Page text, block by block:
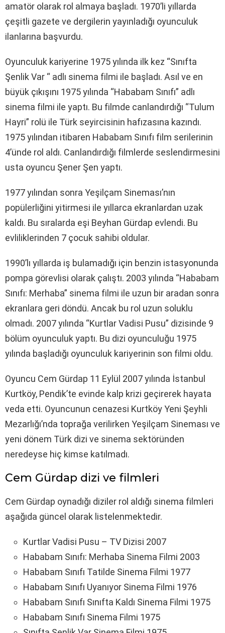
amatör olarak rol almaya başladı. 1970’li yıllarda
çeşitli gazete ve dergilerin yayınladığı oyunculuk
ilanlarına başvurdu.
Oyunculuk kariyerine 1975 yılında ilk kez “Sınıfta
Şenlik Var “ adlı sinema filmi ile başladı. Asıl ve en
büyük çıkışını 1975 yılında “Hababam Sınıfı” adlı
sinema filmi ile yaptı. Bu filmde canlandırdığı “Tulum
Hayri” rolü ile Türk seyircisinin hafızasına kazındı.
1975 yılından itibaren Hababam Sınıfı film serilerinin
4’ünde rol aldı. Canlandırdığı filmlerde seslendirmesini
usta oyuncu Şener Şen yaptı.
1977 yılından sonra Yeşilçam Sineması’nın
popülerliğini yitirmesi ile yıllarca ekranlardan uzak
kaldı. Bu sıralarda eşi Beyhan Gürdap evlendi. Bu
evliliklerinden 7 çocuk sahibi oldular.
1990’lı yıllarda iş bulamadığı için benzin istasyonunda
pompa görevlisi olarak çalıştı. 2003 yılında “Hababam
Sınıfı: Merhaba” sinema filmi ile uzun bir aradan sonra
ekranlara geri döndü. Ancak bu rol uzun soluklu
olmadı. 2007 yılında “Kurtlar Vadisi Pusu” dizisinde 9
bölüm oyunculuk yaptı. Bu dizi oyunculuğu 1975
yılında başladığı oyunculuk kariyerinin son filmi oldu.
Oyuncu Cem Gürdap 11 Eylül 2007 yılında İstanbul
Kurtköy, Pendik’te evinde kalp krizi geçirerek hayata
veda etti. Oyuncunun cenazesi Kurtköy Yeni Şeyhli
Mezarlığı’nda toprağa verilirken Yeşilçam Sineması ve
yeni dönem Türk dizi ve sinema sektöründen
neredeyse hiç kimse katılmadı.
Cem Gürdap dizi ve filmleri
Cem Gürdap oynadığı diziler rol aldığı sinema filmleri
aşağıda güncel olarak listelenmektedir.
Kurtlar Vadisi Pusu – TV Dizisi 2007
Hababam Sınıfı: Merhaba Sinema Filmi 2003
Hababam Sınıfı Tatilde Sinema Filmi 1977
Hababam Sınıfı Uyanıyor Sinema Filmi 1976
Hababam Sınıfı Sınıfta Kaldı Sinema Filmi 1975
Hababam Sınıfı Sinema Filmi 1975